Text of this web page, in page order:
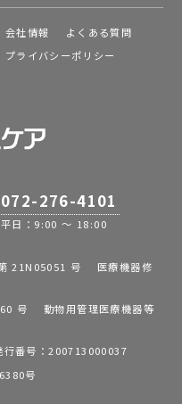
会社情報
よくある質問
プライバシーポリシー
072-276-4101
平日：9:00 ～ 18:00
21N05051 号 医療機器修
号 動物用管理医療機器等
行番号：200713000037
号